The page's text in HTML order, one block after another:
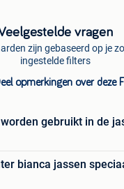
vragen
zijn gebaseerd op je
ingestelde filters
opmerkingen over deze
gebruikt in de
bianca jassen